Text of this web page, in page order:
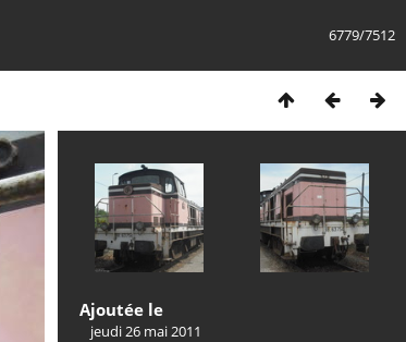
6779/7512
Ajoutée le
jeudi 26 mai 2011